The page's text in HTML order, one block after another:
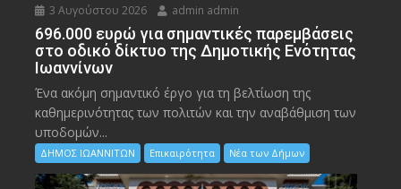
3 Αυγούστου 2026 admin admin
696.000 ευρώ για σημαντικές παρεμβάσεις
στο οδικό δίκτυο της Δημοτικής Ενότητας
Ιωαννίνων
Ένα ακόμη σημαντικό έργο για τη βελτίωση της
καθημερινότητας των πολιτών και την αναβάθμιση των
υποδομών...
ΔΗΜΟΣ ΙΩΑΝΝΙΤΩΝ Επικαιρότητα Νέα των Δήμων